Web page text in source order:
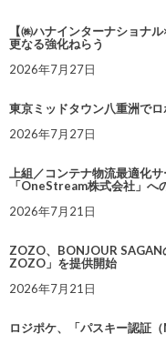
【㈱ハナインターナショナ
更なる強化ねらう
2026年7月27日
東京ミッドタウン八重洲で
2026年7月27日
上組／コンテナ物流最適化
「OneStream株式会社」へ
2026年7月21日
ZOZO、BONJOUR
ZOZO」を提供開始
2026年7月21日
ロジポケ、「パスキー認証